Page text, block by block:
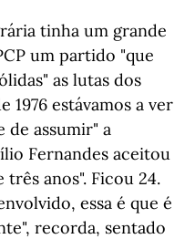
tinha um grande
um partido "que
as lutas dos
1976 estávamos a ver
de assumir" a
Fernandes aceitou
anos". Ficou 24.
essa é que é
recorda, sentado